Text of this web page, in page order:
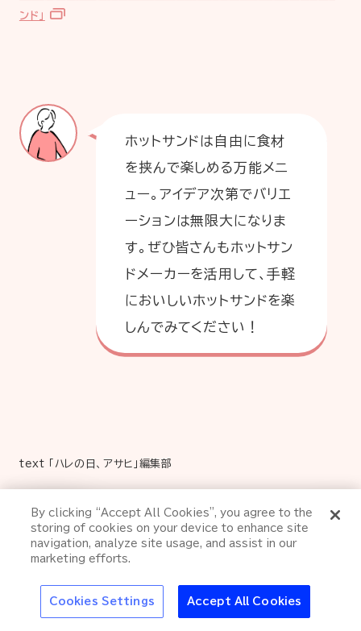
特集
アサヒの新しい顔
『green cola（グリ
ーンコーラ）』が届け
ンド」
ホットサンドは自由に食材
を挟んで楽しめる万能メニ
ュー。アイデア次第でバリエ
ーションは無限大になりま
す。ぜひ皆さんもホットサン
ドメーカーを活用して、手軽
においしいホットサンドを楽
しんでみてください！
text 「ハレの日、アサヒ」編集部
「食べる」の一覧へ
By clicking “Accept All Cookies”, you agree to the
storing of cookies on your device to enhance site
navigation, analyze site usage, and assist in our
marketing efforts.
Cookies Settings Accept All Cookies